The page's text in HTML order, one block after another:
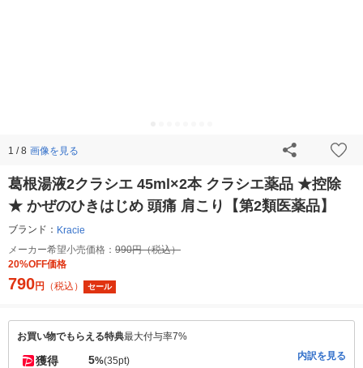
1 / 8 画像を見る
葛根湯液2クラシエ 45ml×2本 クラシエ薬品 ★控除
★ かぜのひきはじめ 頭痛 肩こり【第2類医薬品】
ブランド： Kracie
メーカー希望小売価格： 990円（税込）
20%OFF価格
790円 （税込） セール
お買い物でもらえる特典最大付与率7%
獲得 5%(35pt) 内訳を見る